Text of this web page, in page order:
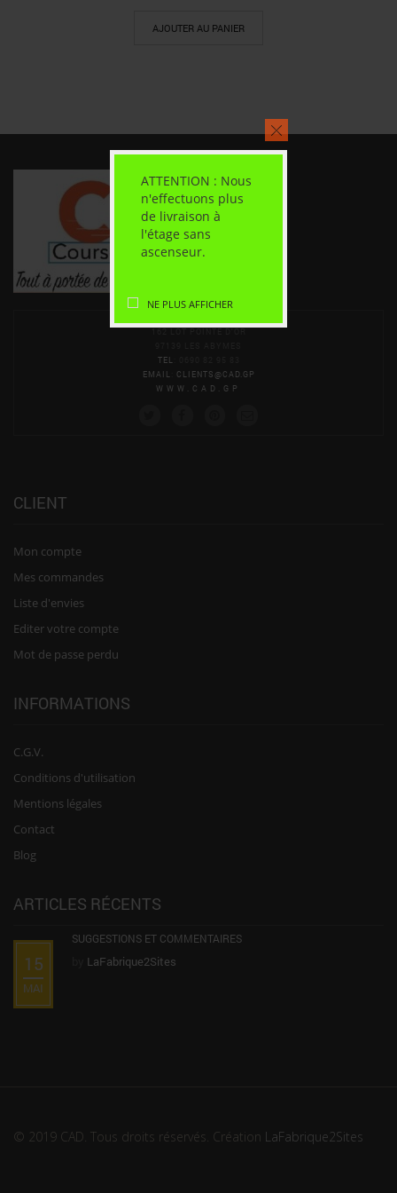
ATTENTION : Nous
n'effectuons plus
de livraison à
l'étage sans
ascenseur.
NE PLUS AFFICHER
AJOUTER AU PANIER
TEL
EMAIL
CLIENTS@CAD.GP
WWW.CAD.GP
CLIENT
Mon compte
Mes commandes
Liste d'envies
Editer votre compte
Mot de passe perdu
INFORMATIONS
C.G.V.
Conditions d'utilisation
Mentions légales
Contact
Blog
ARTICLES RÉCENTS
15
MAI
SUGGESTIONS ET COMMENTAIRES
LaFabrique2Sites
© 2019 CAD. Tous droits réservés. Création LaFabrique2Sites